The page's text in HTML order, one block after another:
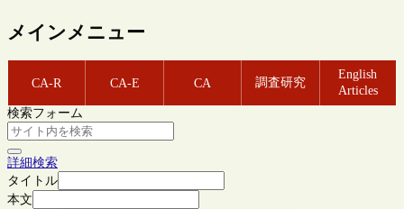
メインメニュー
CA-R CA-E CA 調査研究
English
Articles
検索フォーム
詳細検索
タイトル
本文